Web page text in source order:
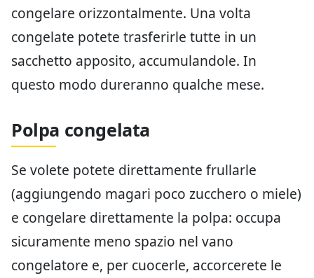
congelare orizzontalmente. Una volta
congelate potete trasferirle tutte in un
sacchetto apposito, accumulandole. In
questo modo dureranno qualche mese.
Polpa congelata
Se volete potete direttamente frullarle
(aggiungendo magari poco zucchero o miele)
e congelare direttamente la polpa: occupa
sicuramente meno spazio nel vano
congelatore e, per cuocerle, accorcerete le